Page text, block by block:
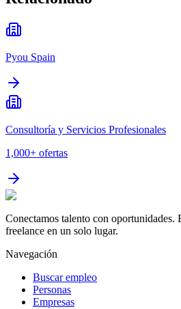
Pyou Spain
Consultoría y Servicios Profesionales
1,000+ ofertas
Conectamos talento con oportunidades.
freelance en un solo lugar.
Navegación
Buscar empleo
Personas
Empresas